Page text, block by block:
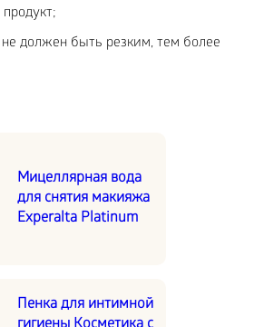
не должен быть резким, тем более
Мицеллярная вода
для снятия макияжа
Experalta Platinum
Пенка для интимной